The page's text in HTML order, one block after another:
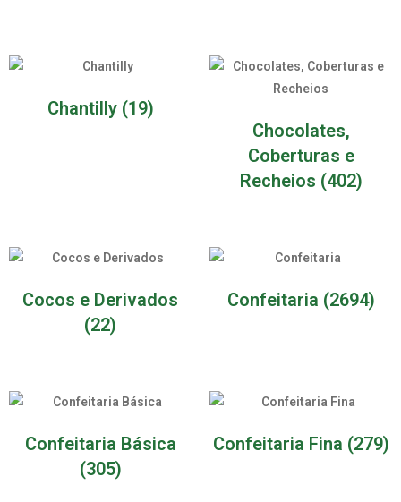
Chantilly (19)
Chocolates,
Coberturas e
Recheios (402)
Cocos e Derivados
(22)
Confeitaria (2694)
Confeitaria Básica
(305)
Confeitaria Fina (279)